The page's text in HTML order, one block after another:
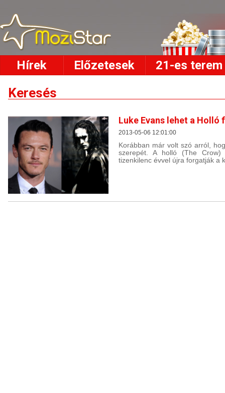
Hírek Előzetesek 21-es terem
Keresés
Luke Evans lehet a Holló
2013-05-06 12:01:00
Korábban már volt szó arról,
szerepét. A holló (The Crow)
tizenkilenc évvel újra forgatják a